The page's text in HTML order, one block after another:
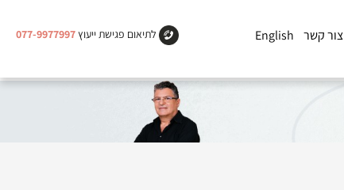
צור קשר English לתיאום פגישת ייעוץ077-9977997